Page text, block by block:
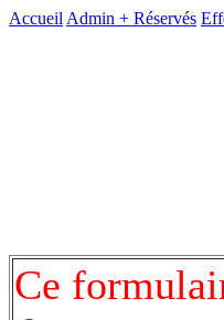
Accueil Admin + Réservés
Ce